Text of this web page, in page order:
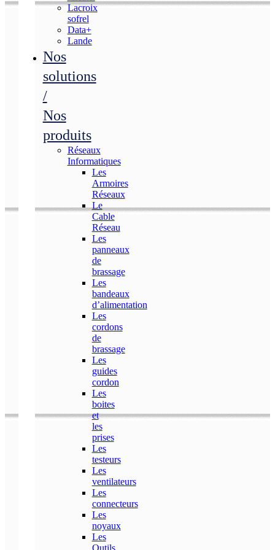
Lacroix
sofrel
Data+
Lande
Nos
solutions
/
Nos
produits
Réseaux
Informatiques
Les
Armoires
Réseaux
Le
Cable
Réseau
Les
panneaux
de
brassage
Les
bandeaux
d’alimentation
Les
cordons
de
brassage
Les
guides
cordon
Les
boites
et
les
prises
Les
testeurs
Les
ventilateurs
Les
connecteurs
Les
noyaux
Les
Outils